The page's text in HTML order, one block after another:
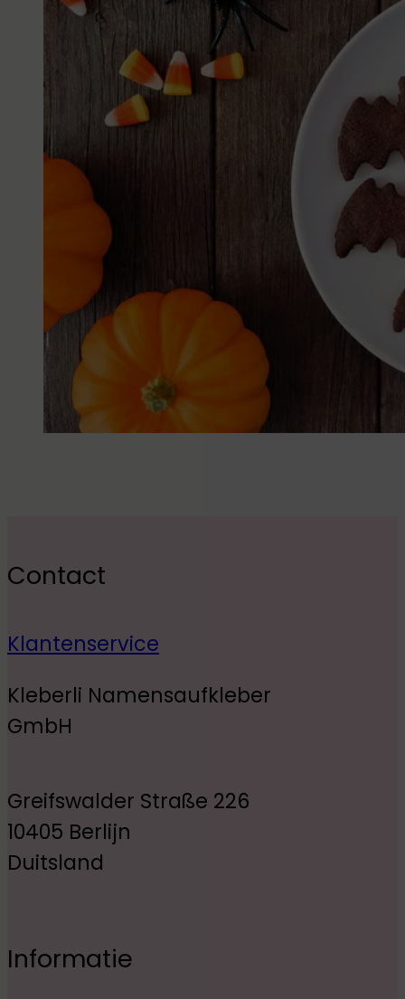
Contact
Klantenservice
Kleberli Namensaufkleber
GmbH
Greifswalder Straße 226
10405 Berlijn
Duitsland
Informatie